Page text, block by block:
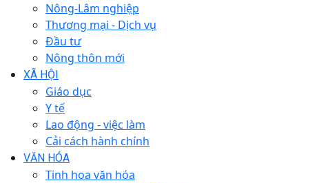
Nông-Lâm nghiệp
Thương mại - Dịch vụ
Đầu tư
Nông thôn mới
XÃ HỘI
Giáo dục
Y tế
Lao động - việc làm
Cải cách hành chính
VĂN HÓA
Tinh hoa văn hóa